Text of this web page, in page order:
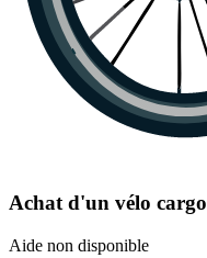
Achat d'un vélo cargo
Aide non disponible